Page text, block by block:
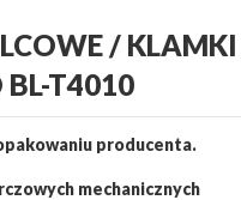
/ KLAMKI
T4010
producenta.
mechanicznych